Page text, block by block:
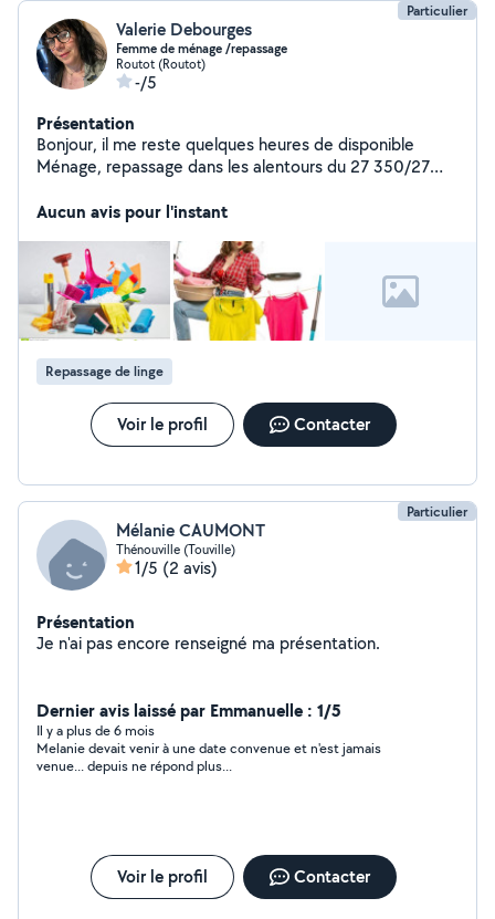
Particulier
Valerie Debourges
Femme de ménage /repassage
Routot (Routot)
-/5
Présentation
Bonjour, il me reste quelques heures de disponible
Ménage, repassage dans les alentours du 27 350/27
Aucun avis pour l'instant
Repassage de linge
Voir le profil Contacter
Particulier
Mélanie CAUMONT
Thénouville (Touville)
1/5 (2 avis)
Présentation
Je n'ai pas encore renseigné ma présentation.
Dernier avis laissé par Emmanuelle : 1/5
Il y a plus de 6 mois
Melanie devait venir à une date convenue et n'est jamais
venue... depuis ne répond plus...
Voir le profil Contacter